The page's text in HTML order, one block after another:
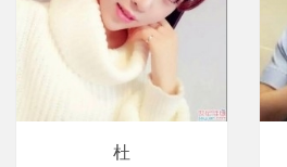
杜